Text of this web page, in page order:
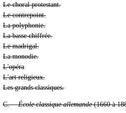
Le choral protestant.
Le contrepoint.
La polyphonie.
La basse chiffrée.
Le madrigal.
La monodie.
L'opéra
L'art religieux.
Les grands classiques.
C.—École classique allemande(1660 à